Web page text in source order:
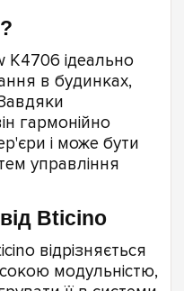
K4706 ідеально
в будинках,
гармонійно
і може бути
управління
Bticino
відрізняється
модульністю,